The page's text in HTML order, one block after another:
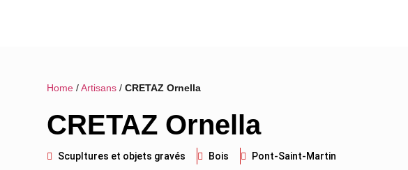
Home /Artisans /CRETAZ Ornella
CRETAZ Ornella
Scupltures et objets gravés Bois Pont-Saint-Martin